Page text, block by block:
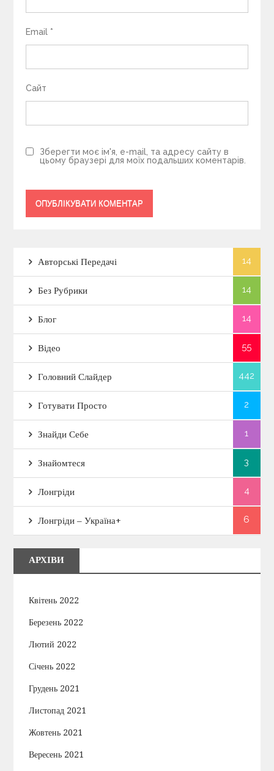
Email *
Сайт
Зберегти моє ім'я, e-mail, та адресу сайту в
цьому браузері для моїх подальших коментарів.
Авторські Передачі 14
Без Рубрики 14
Блог 14
Відео 55
Головний Слайдер 442
Готувати Просто 2
Знайди Себе 1
Знайомтеся 3
Лонгріди 4
Лонгріди – Україна+ 6
АРХІВИ
Квітень 2022
Березень 2022
Лютий 2022
Січень 2022
Грудень 2021
Листопад 2021
Жовтень 2021
Вересень 2021